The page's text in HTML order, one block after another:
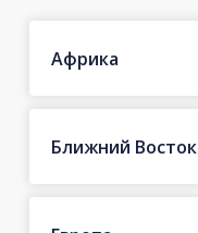
Африка
Ближний Восток